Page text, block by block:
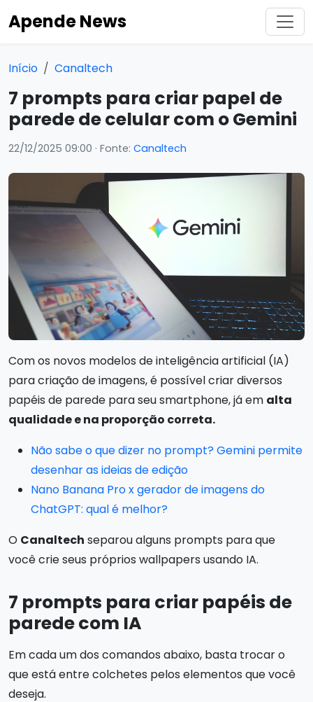
Apende News
Início Canaltech
7 prompts para criar papel de
parede de celular com o Gemini
22/12/2025 09:00 · Fonte: Canaltech
Com os novos modelos de inteligência artificial (IA)
para criação de imagens, é possível criar diversos
papéis de parede para seu smartphone, já em alta
qualidade e na proporção correta.
Não sabe o que dizer no prompt? Gemini permite
desenhar as ideias de edição
Nano Banana Pro x gerador de imagens do
ChatGPT: qual é melhor?
O Canaltech separou alguns prompts para que
você crie seus próprios wallpapers usando IA.
7 prompts para criar papéis de
parede com IA
Em cada um dos comandos abaixo, basta trocar o
que está entre colchetes pelos elementos que você
deseja.